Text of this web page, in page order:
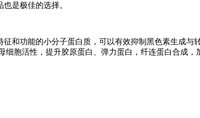
是极佳的选择。
和功能的小分子蛋白质，可以有效抑制黑色素生成
胞活性，提升胶原蛋白、弹力蛋白，纤连蛋白合成，